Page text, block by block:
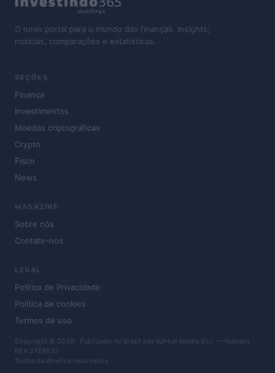
O novo portal para o mundo das finanças. Insights,
notícias, comparações e estatísticas.
SEÇÕES
Finança
Investimentos
Moedas criptográficas
Crypto
Fisco
News
MAGAZINE
Sobre nós
Contate-nos
LEGAL
Política de Privacidade
Política de cookies
Termos de uso
Copyright © 2026 · Publicado no Brasil por AdHub Media S.r.l. — Número
REA 2729933
Todos os direitos reservados